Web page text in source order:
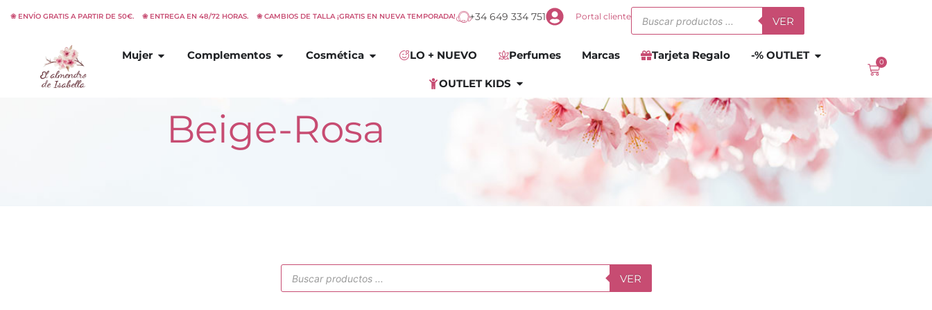
❀ ENVÍO GRATIS A PARTIR DE 50€. ❀ ENTREGA EN 48/72 HORAS. ❀ CAMBIOS DE TALLA ¡GRATIS EN NUEVA TEMPORADA! +34 649 334 751 Portal clienteBúsqueda
de
productos
VER
Mujer Abrir Mujer
Complementos Abrir Complementos
Cosmética Abrir Cosmética
LO + NUEVO Perfumes Marcas Tarjeta Regalo -% OUTLET Abrir
OUTLET KIDS Abrir
0
Carrito
Beige-Rosa
Búsqueda
de
productos
VER